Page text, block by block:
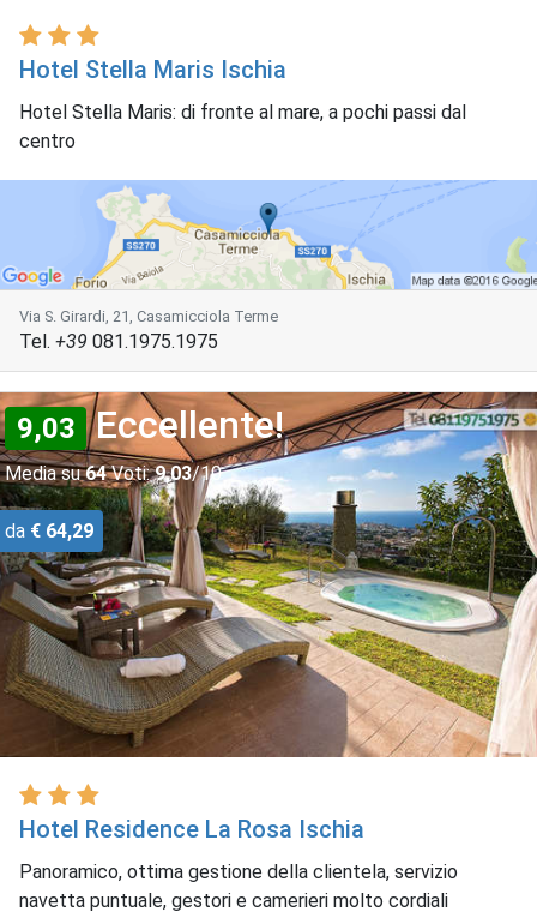
Hotel Stella Maris Ischia
Hotel Stella Maris: di fronte al mare, a pochi passi dal
centro
Via S. Girardi, 21, Casamicciola Terme
Tel. +39 081.1975.1975
9,03 Eccellente!
Media su64Voti: 9,03/10
da € 64,29
Hotel Residence La Rosa Ischia
Panoramico, ottima gestione della clientela, servizio
navetta puntuale, gestori e camerieri molto cordiali